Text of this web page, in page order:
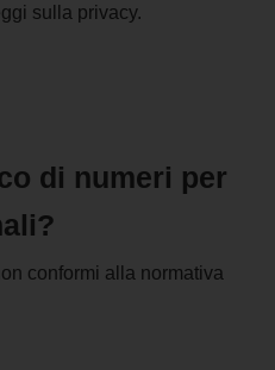
sulla privacy.
di numeri per
conformi alla normativa